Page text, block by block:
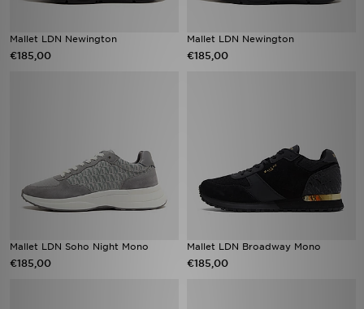
Mallet LDN Newington
€185,00
Mallet LDN Newington
€185,00
Mallet LDN Soho Night Mono
€185,00
Mallet LDN Broadway Mono
€185,00